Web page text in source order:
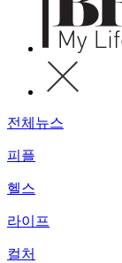
전체뉴스
피플
헬스
라이프
컬처